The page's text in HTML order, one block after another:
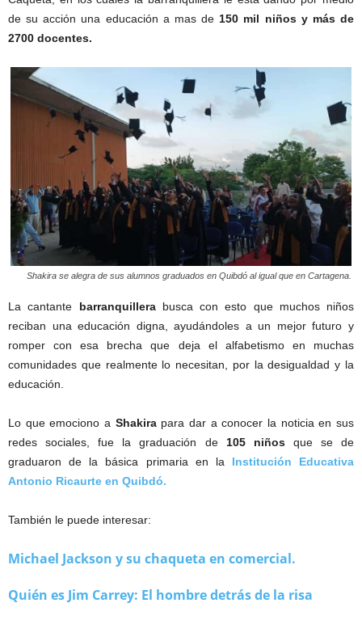
de su acción una educación a mas de 150 mil niños y más de
2700 docentes.
Shakira se alegra de sus alumnos graduados en Quibdó al igual que en Cartagena.
La cantante barranquillerabusca con esto que muchos niños
reciban una educación digna, ayudándoles a un mejor futuro y
romper con esa brecha que deja el alfabetismo en muchas
comunidades que realmente lo necesitan, por la desigualdad y la
educación.
Lo que emociono a Shakirapara dar a conocer la noticia en sus
redes sociales, fue la graduación de 105 niñosque se de
graduaron de la básica primaria en la Institución Educativa
Antonio Ricaurte en Quibdó.
También le puede interesar:
Michael Jackson y su chaqueta en comercial.
Quién es Jim Carrey: El hombre detrás de la risa